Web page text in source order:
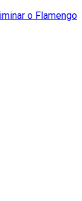
o Flamengo